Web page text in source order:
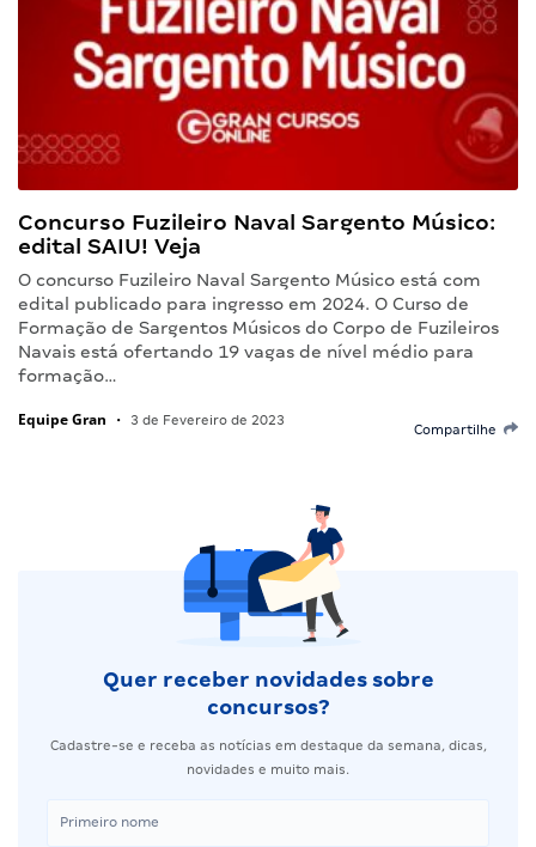
Concurso Fuzileiro Naval Sargento Músico:
edital SAIU! Veja
O concurso Fuzileiro Naval Sargento Músico está com
edital publicado para ingresso em 2024. O Curso de
Formação de Sargentos Músicos do Corpo de Fuzileiros
Navais está ofertando 19 vagas de nível médio para
formação…
Equipe Gran • 3 de Fevereiro de 2023
Compartilhe
Quer receber novidades sobre
concursos?
Cadastre-se e receba as notícias em destaque da semana, dicas,
novidades e muito mais.